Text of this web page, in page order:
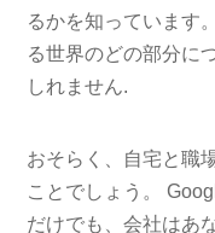
るかを知っています
る世界のどの部分に
しれません.
おそらく、自宅と職
ことでしょう。
だけでも、会社はあ